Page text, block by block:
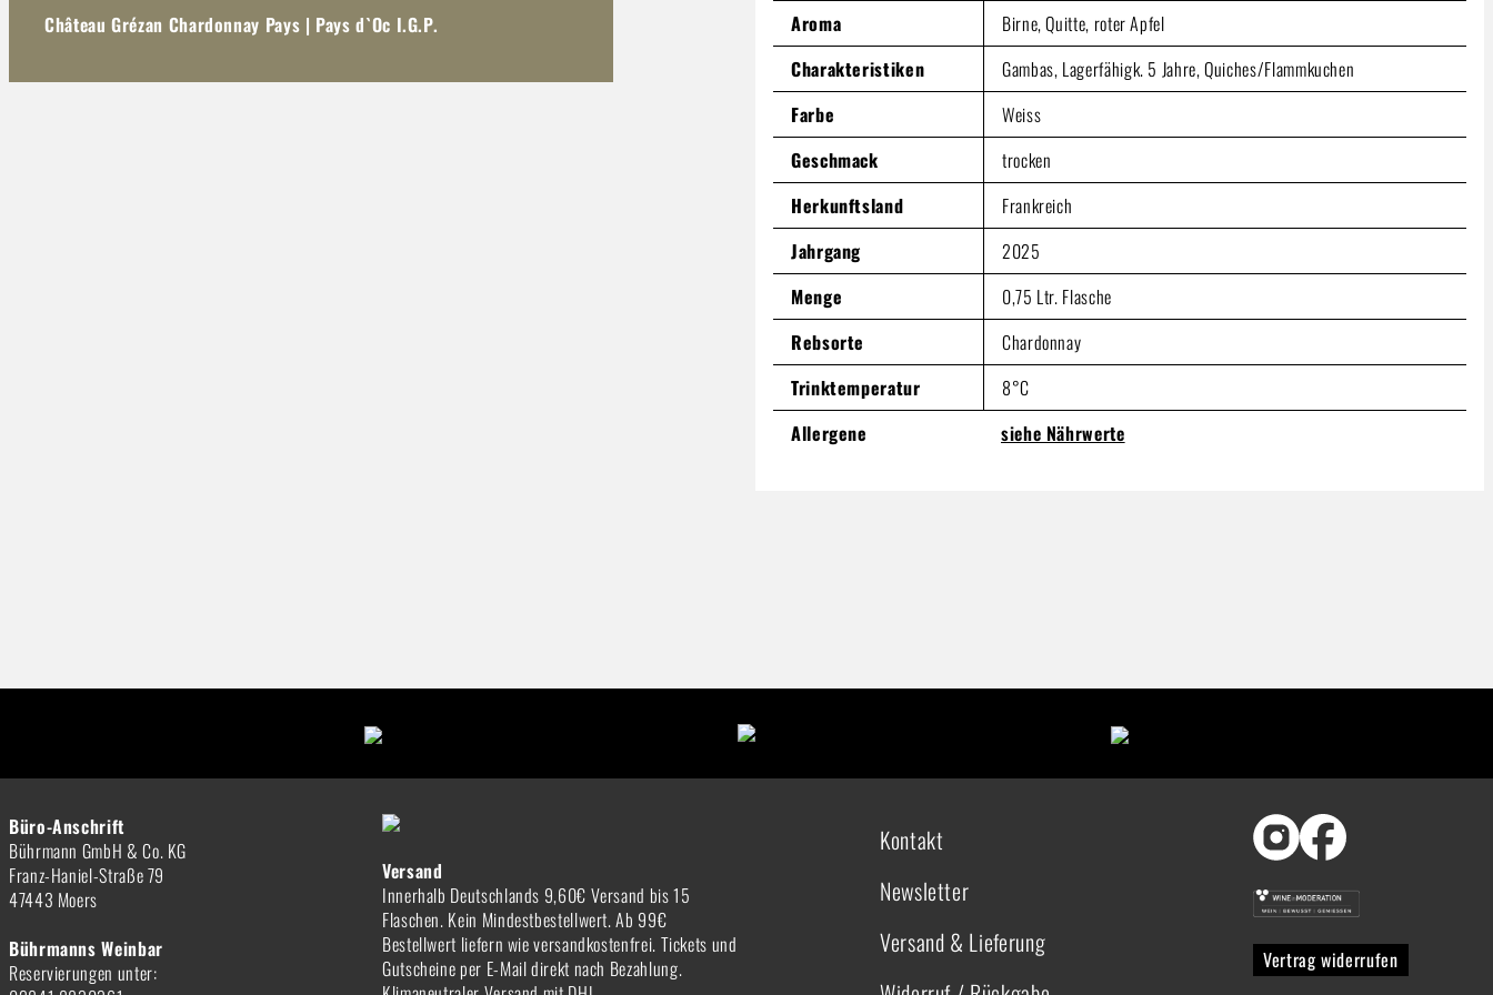
Château Grézan Chardonnay Pays | Pays d`Oc I.G.P.
Aroma
Birne, Quitte, roter Apfel
Charakteristiken
Gambas, Lagerfähigk. 5 Jahre, Quiches/Flammkuchen
Farbe
Weiss
Geschmack
trocken
Herkunftsland
Frankreich
Jahrgang
2025
Menge
0,75 Ltr. Flasche
Rebsorte
Chardonnay
Trinktemperatur
8°C
Allergene
siehe Nährwerte
Büro-Anschrift
Bührmann GmbH & Co. KG
Franz-Haniel-Straße 79
47443 Moers
Bührmanns Weinbar
Reservierungen unter:
Versand
Innerhalb Deutschlands 9,60€ Versand bis 15
Flaschen. Kein Mindestbestellwert. Ab 99€
Bestellwert liefern wie versandkostenfrei. Tickets und
Gutscheine per E-Mail direkt nach Bezahlung.
Kontakt
Newsletter
Versand & Lieferung
Vertrag widerrufen